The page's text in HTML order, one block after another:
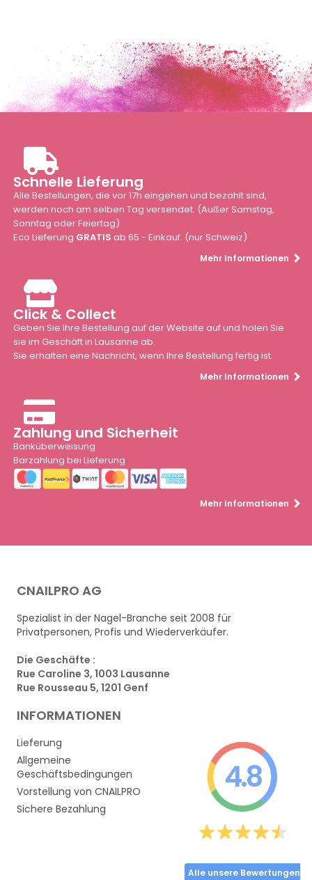
Schnelle Lieferung
Alle Bestellungen, die vor 17h eingehen und bezahlt sind,
werden noch am selben Tag versendet. (Außer Samstag,
Sonntag oder Feiertag)
Eco Lieferung GRATIS ab 65.- Einkauf. (nur Schweiz)
Mehr Informationen
Click & Collect
Geben Sie Ihre Bestellung auf der Website auf und holen Sie
sie im Geschäft in Lausanne ab.
Sie erhalten eine Nachricht, wenn Ihre Bestellung fertig ist.
Mehr Informationen
Zahlung und Sicherheit
Banküberweisung
Barzahlung bei Lieferung
Mehr Informationen
CNAILPRO AG
Spezialist in der Nagel-Branche seit 2008 für
Privatpersonen, Profis und Wiederverkäufer.
Die Geschäfte :
Rue Caroline 3, 1003 Lausanne
Rue Rousseau 5, 1201 Genf
INFORMATIONEN
Lieferung
Allgemeine
Geschäftsbedingungen
Vorstellung von CNAILPRO
Sichere Bezahlung
4.8
Alle unsere Bewertungen